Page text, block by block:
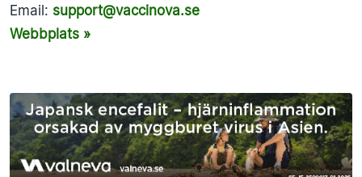
Email: support@vaccinova.se
Webbplats »